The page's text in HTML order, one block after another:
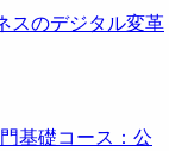
スのデジタル変革
基礎コース：公